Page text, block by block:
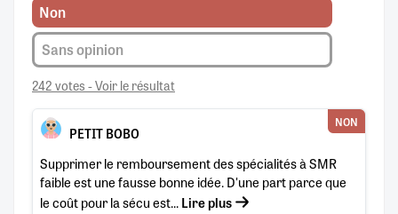
Non
Sans opinion
242 votes - Voir le résultat
PETIT BOBO
NON
Supprimer le remboursement des spécialités à SMR
faible est une fausse bonne idée. D'une part parce que
le coût pour la sécu est...Lire plus